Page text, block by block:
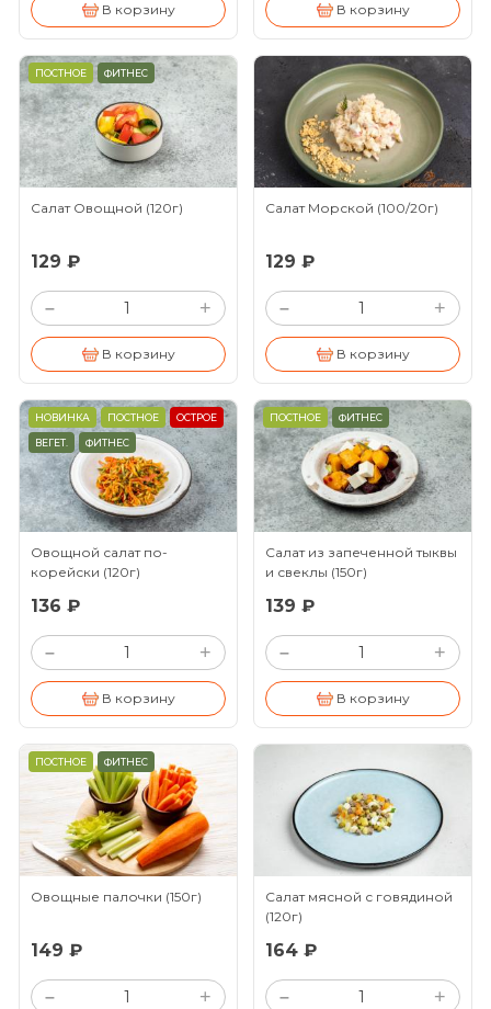
В корзину В корзину
ПОСТНОЕ ФИТНЕС
Салат Овощной (120г)
129 ₽
– +
В корзину
Салат Морской (100/20г)
129 ₽
– +
В корзину
НОВИНКА ПОСТНОЕ ОСТРОЕ
ВЕГЕТ. ФИТНЕС
Овощной салат по-
корейски (120г)
136 ₽
– +
В корзину
ПОСТНОЕ ФИТНЕС
Салат из запеченной тыквы
и свеклы (150г)
139 ₽
– +
В корзину
ПОСТНОЕ ФИТНЕС
Овощные палочки (150г)
149 ₽
– +
Салат мясной с говядиной
(120г)
164 ₽
– +